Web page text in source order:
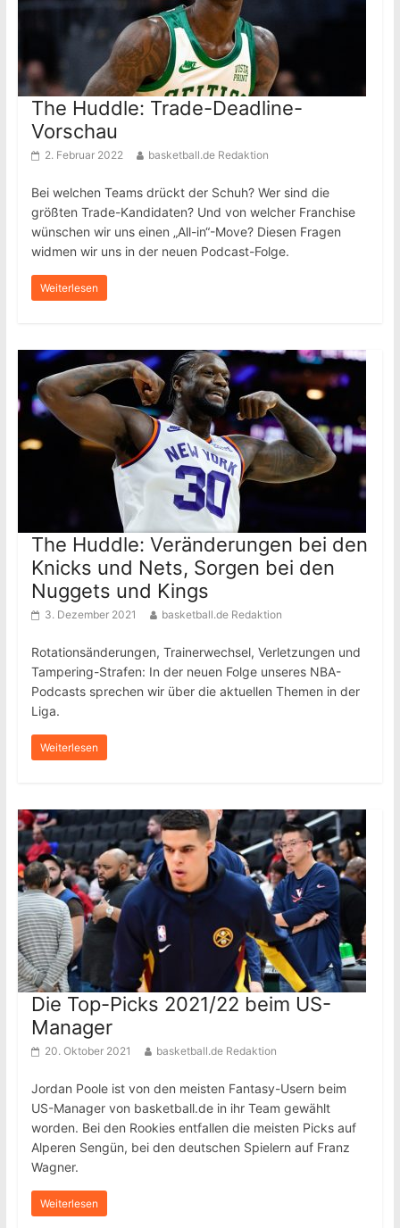
The Huddle: Trade-Deadline-
Vorschau
2. Februar 2022 basketball.de Redaktion
Bei welchen Teams drückt der Schuh? Wer sind die
größten Trade-Kandidaten? Und von welcher Franchise
wünschen wir uns einen „All-in“-Move? Diesen Fragen
widmen wir uns in der neuen Podcast-Folge.
Weiterlesen
The Huddle: Veränderungen bei den
Knicks und Nets, Sorgen bei den
Nuggets und Kings
3. Dezember 2021 basketball.de Redaktion
Rotationsänderungen, Trainerwechsel, Verletzungen und
Tampering-Strafen: In der neuen Folge unseres NBA-
Podcasts sprechen wir über die aktuellen Themen in der
Liga.
Weiterlesen
Die Top-Picks 2021/22 beim US-
Manager
20. Oktober 2021 basketball.de Redaktion
Jordan Poole ist von den meisten Fantasy-Usern beim
US-Manager von basketball.de in ihr Team gewählt
worden. Bei den Rookies entfallen die meisten Picks auf
Alperen Sengün, bei den deutschen Spielern auf Franz
Wagner.
Weiterlesen